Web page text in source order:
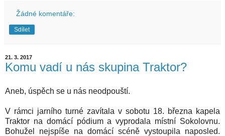
Žádné komentáře:
Sdílet
21. 3. 2017
Komu vadí u nás skupina Traktor?
Aneb, úspěch se u nás neodpouští.
V rámci jarního turné zavítala v sobotu 18. března kapela
Traktor na domácí pódium a vyprodala místní Sokolovnu.
Bohužel nejspíše na domácí scéně vystoupila naposled.